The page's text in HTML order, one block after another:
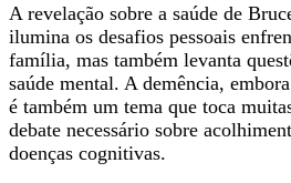
A revelação sobre a saúde de
ilumina os desafios pessoais
família, mas também levanta
saúde mental. A demência,
é também um tema que toca
debate necessário sobre
doenças cognitivas.